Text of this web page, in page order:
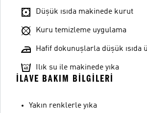
Düşük ısıda makinede kurut
Kuru temizleme uygulama
Hafif dokunuşlarla düşük ısıda
Ilık su ile makinede yıka
İLAVE BAKIM BILGILERI
Yakın renklerle yıka